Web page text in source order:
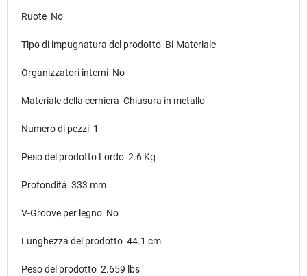
Ruote No
Tipo di impugnatura del prodotto Bi-Materiale
Organizzatori interni No
Materiale della cerniera Chiusura in metallo
Numero di pezzi 1
Peso del prodotto Lordo 2.6 Kg
Profondità 333 mm
V-Groove per legno No
Lunghezza del prodotto 44.1 cm
Peso del prodotto 2.659 lbs